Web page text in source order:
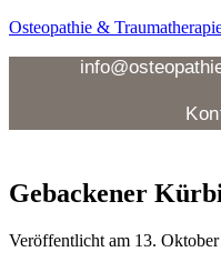
Zum
Osteopathie &
Gebackener
Veröffentlicht am 13. Oktober